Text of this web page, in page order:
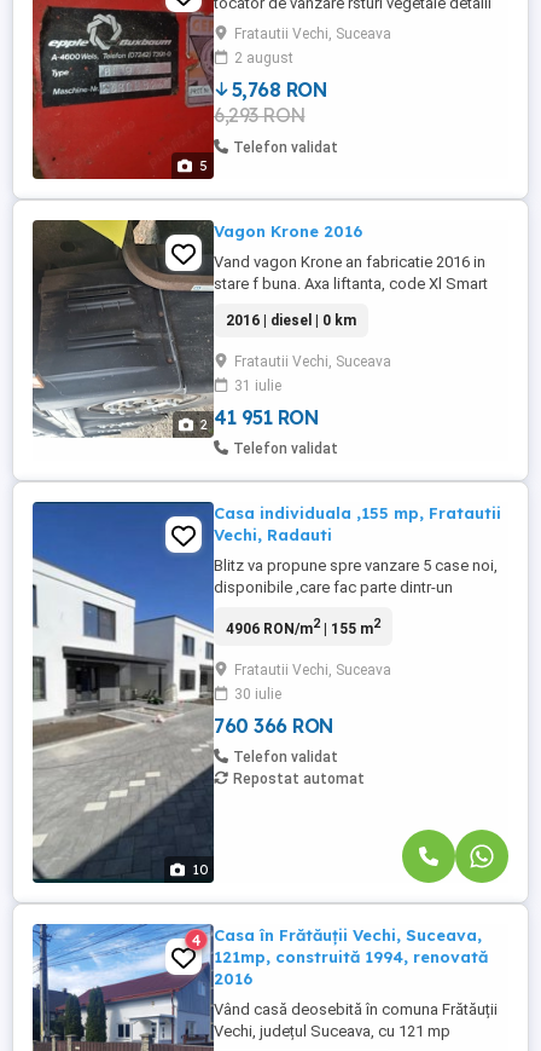
5
Fratautii Vechi, Suceava
2 august
5,768 RON
6,293 RON
Telefon validat
2
Vagon Krone 2016
Vand vagon Krone an fabricatie 2016 in
stare f buna. Axa liftanta, code Xl Smart
2016 | diesel | 0 km
Fratautii Vechi, Suceava
31 iulie
41 951 RON
Telefon validat
10
Casa individuala ,155 mp, Fratautii
Vechi, Radauti
Blitz va propune spre vanzare 5 case noi,
disponibile ,care fac parte dintr-un
suprafata utila de 155 mp, aceasta
pe doua nivele, bine gandit pentru nevoile
fiecarei familii. Structurata pe doua etaje,
casa dispune de un ...
4906 RON/m2| 155 m2
Fratautii Vechi, Suceava
30 iulie
760 366 RON
Telefon validat
Repostat automat
4
Casa în Frătăuții Vechi, Suceava,
121mp, construită 1994, renovată
2016
Vând casă deosebită în comuna Frătăuții
Vechi, județul Suceava, cu 121 mp